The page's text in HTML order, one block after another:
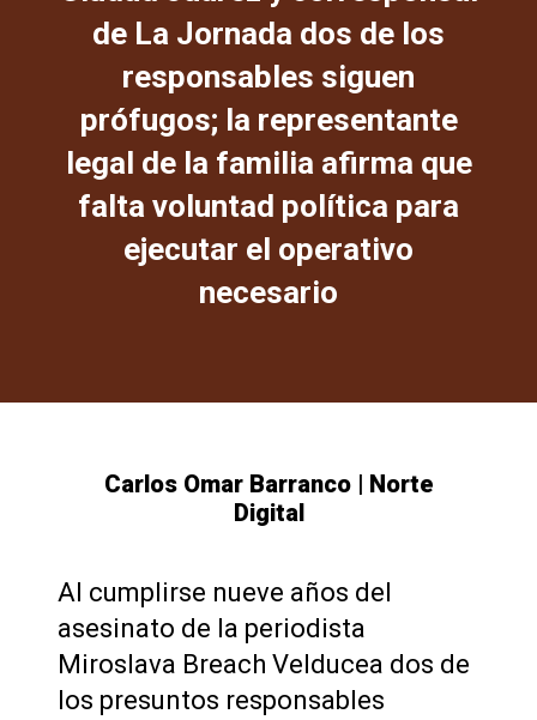
de La Jornada dos de los
responsables siguen
prófugos; la representante
legal de la familia afirma que
falta voluntad política para
ejecutar el operativo
necesario
Carlos Omar Barranco | Norte
Digital
Al cumplirse nueve años del
asesinato de la periodista
Miroslava Breach Velducea dos de
los presuntos responsables